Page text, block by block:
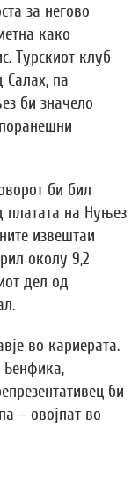
за негово
како
Турскиот клуб
па
би значело
би бил
платата на Нуњез
извештаи
околу 9,2
дел од
во кариерата.
Бенфика,
би
– овојпат во